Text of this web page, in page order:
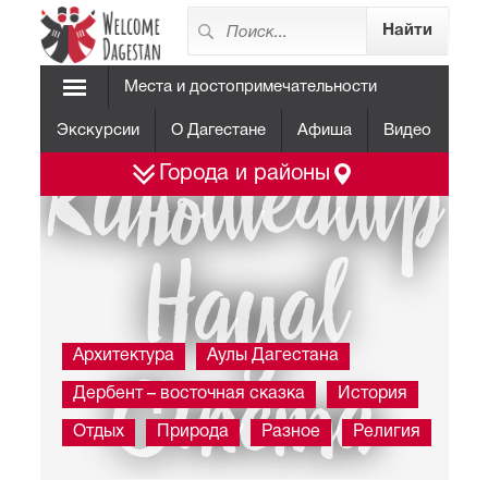
Места и достопримечательности
Экскурсии О Дагестане Афиша Видео
Города и районы
Кинотеатр
Hayal
Cinema
Архитектура Аулы Дагестана
Дербент – восточная сказка История
Отдых Природа Разное Религия